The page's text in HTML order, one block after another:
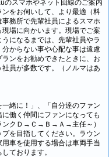
のスマホやネット回線のご案内
をお伺いして、より最適（料
務所で先輩社員によるスマホ
場に向かいます。現場でご案
になるまでは、先輩社員やラ
からない事や心配な事は遠慮
ンをお勧めできたときに、お
員が多数です。（ノルマはあ
緒に！」、「自分達のファン
働く仲間にファンになっても
ンクＤ→Ｃ→Ｂ→Ａ→主任～）
を目指してください。ラウン
車を使用する場合は車両手当
ております。